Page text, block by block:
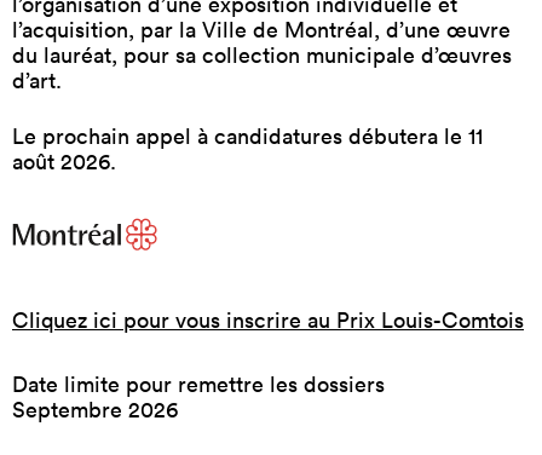
l’acquisition, par la Ville de Montréal, d’une œuvre
du lauréat, pour sa collection municipale d’œuvres
d’art.
Le prochain appel à candidatures débutera le 11
août 2026.
Cliquez ici pour vous inscrire au Prix Louis-Comtois
Date limite pour remettre les dossiers
Septembre 2026